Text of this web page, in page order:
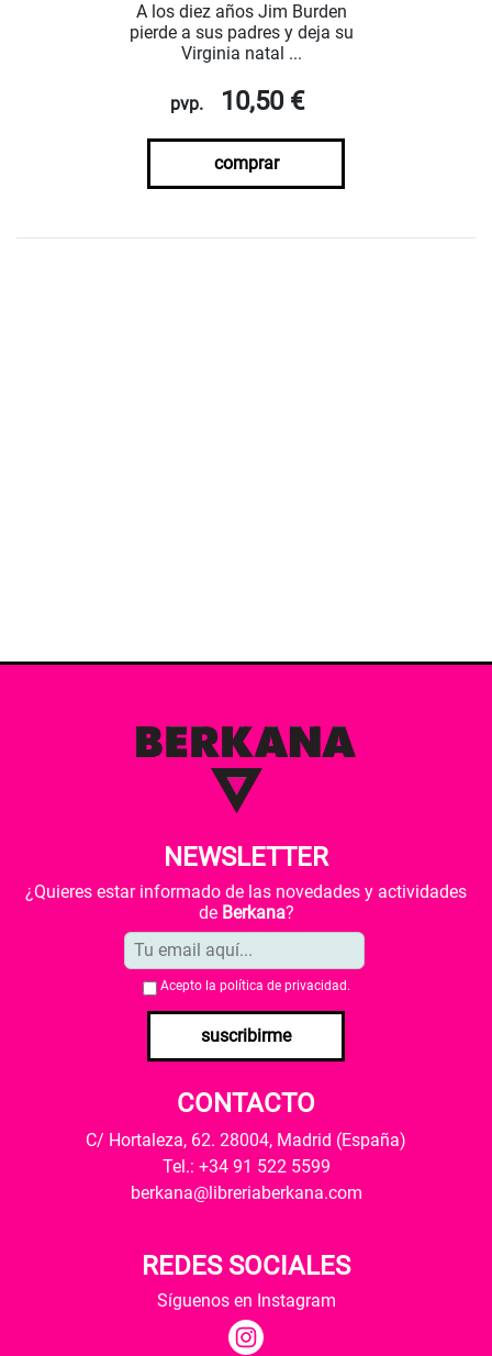
A los diez años Jim Burden
pierde a sus padres y deja su
Virginia natal ...
pvp. 10,50 €
comprar
NEWSLETTER
¿Quieres estar informado de las novedades y actividades
de Berkana?
Acepto la política de privacidad .
suscribirme
CONTACTO
C/ Hortaleza, 62. 28004, Madrid (España)
Tel.: +34 91 522 5599
berkana@libreriaberkana.com
REDES SOCIALES
Síguenos en Instagram